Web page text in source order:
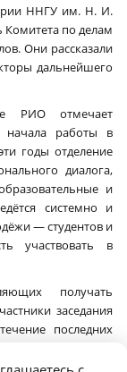
ННГУ им. Н. И.
по делам
Они рассказали
дальнейшего
РИО отмечает
начала работы в
годы отделение
диалога,
и
системно и
— студентов и
участвовать в
получать
заседания
последних
заповедника,